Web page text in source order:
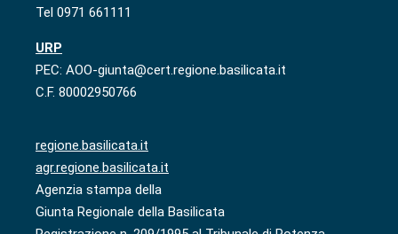
Tel 0971 661111
URP
PEC: AOO-giunta@cert.regione.basilicata.it
C.F. 80002950766
regione.basilicata.it
agr.regione.basilicata.it
Agenzia stampa della
Giunta Regionale della Basilicata